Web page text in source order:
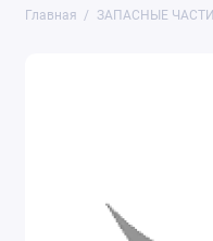
Главная ЗАПАСНЫЕ ЧАСТИ